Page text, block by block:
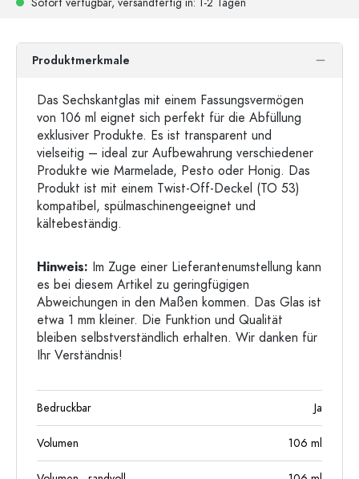
Produktmerkmale
Das Sechskantglas mit einem Fassungsvermögen
von 106 ml eignet sich perfekt für die Abfüllung
exklusiver Produkte. Es ist transparent und
vielseitig – ideal zur Aufbewahrung verschiedener
Produkte wie Marmelade, Pesto oder Honig. Das
Produkt ist mit einem Twist-Off-Deckel (TO 53)
kompatibel, spülmaschinengeeignet und
kältebeständig.
Hinweis: Im Zuge einer Lieferantenumstellung kann
es bei diesem Artikel zu geringfügigen
Abweichungen in den Maßen kommen. Das Glas ist
etwa 1 mm kleiner. Die Funktion und Qualität
bleiben selbstverständlich erhalten. Wir danken für
Ihr Verständnis!
Bedruckbar Ja
Volumen 106 ml